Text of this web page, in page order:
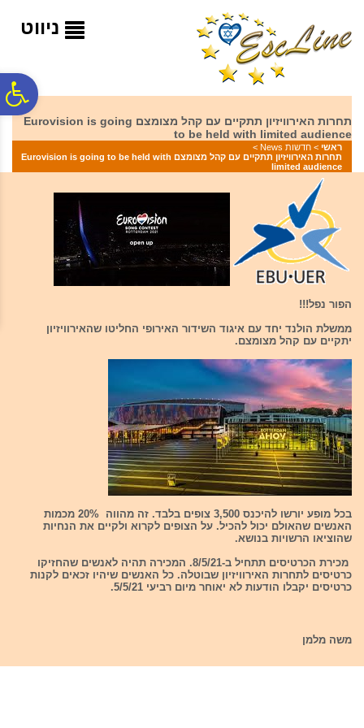
המרכזי
ניווט
תחרות האירוויזיון תתקיים עם קהל מצומצם Eurovision is going
to be held with limited audience
ראשי > חדשות News
>
תחרות האירוויזיון תתקיים עם קהל מצומצם Eurovision is going to be held with
limited audience
הפור נפל!!!
ממשלת הולנד יחד עם איגוד השידור האירופי החליטו שהאירוויזיון
יתקיים עם קהל מצומצם.
בכל מופע יורשו להיכנס 3,500 צופים בלבד. זה מהווה 20% מכמות
האנשים שהאולם יכול להכיל. על הצופים לקרוא ולקיים את הנחיות
שהוציאו הרשויות בנושא.
מכירת הכרטיסים תתחיל ב-8/5/21. המכירה תהיה לאנשים שהחזיקו
כרטיסים לתחרות האירוויזיון שבוטלה. כל האנשים שיהיו זכאים לקנות
כרטיסים יקבלו הודעות לא יאוחר מיום רביעי 5/5/21.
משה מלמן